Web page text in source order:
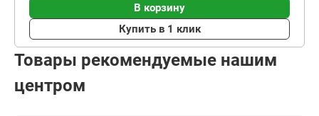
В корзину
Купить в 1 клик
Товары рекомендуемые нашим
центром